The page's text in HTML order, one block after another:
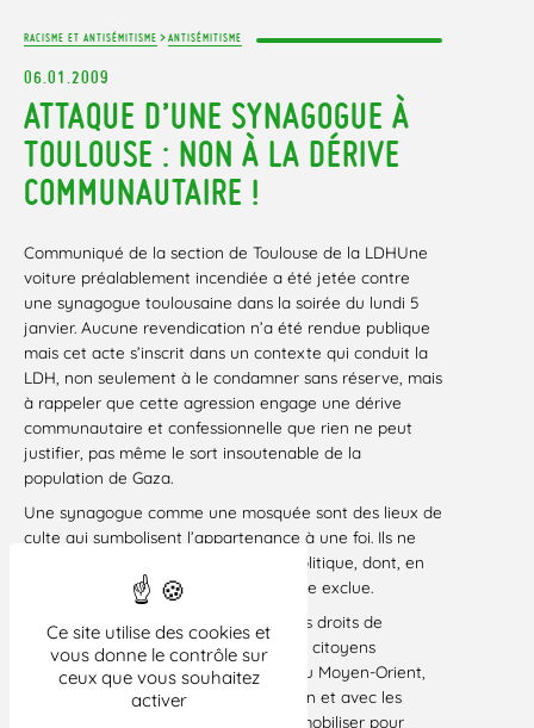
Ce site utilise des cookies et
vous donne le contrôle sur
ceux que vous souhaitez
activer
RACISME ET ANTISÉMITISME >ANTISÉMITISME
06.01.2009
ATTAQUE D’UNE SYNAGOGUE À
TOULOUSE : NON À LA DÉRIVE
COMMUNAUTAIRE !
Communiqué de la section de Toulouse de la LDHUne
voiture préalablement incendiée a été jetée contre
une synagogue toulousaine dans la soirée du lundi 5
janvier. Aucune revendication n’a été rendue publique
mais cet acte s’inscrit dans un contexte qui conduit la
LDH, non seulement à le condamner sans réserve, mais
à rappeler que cette agression engage une dérive
communautaire et confessionnelle que rien ne peut
justifier, pas même le sort insoutenable de la
population de Gaza.
Une synagogue comme une mosquée sont des lieux de
culte qui symbolisent l’appartenance à une foi. Ils ne
symbolisent en rien une démarche politique, dont, en
tout état de cause la violence doit être exclue.
La section de Toulouse de la Ligue des droits de
l’Homme appelle les citoyennes et les citoyens
engagés en faveur d’une paix juste au Moyen-Orient,
en solidarité avec le peuple palestinien et avec les
militants israéliens pour la paix, à se mobiliser pour